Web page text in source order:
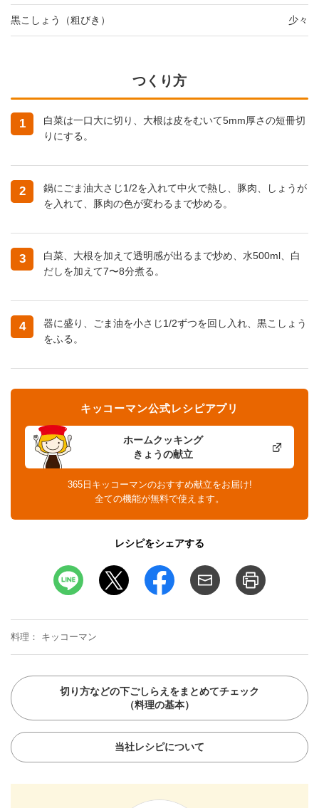
黒こしょう（粗びき） 少々
つくり方
1
白菜は一口大に切り、大根は皮をむいて5mm厚さの短冊切
りにする。
2
鍋にごま油大さじ1/2を入れて中火で熱し、豚肉、しょうが
を入れて、豚肉の色が変わるまで炒める。
3
白菜、大根を加えて透明感が出るまで炒め、水500ml、白
だしを加えて7〜8分煮る。
4
器に盛り、ごま油を小さじ1/2ずつを回し入れ、黒こしょう
をふる。
ホームクッキング
きょうの献立
キッコーマン公式レシピアプリ
365日キッコーマンのおすすめ献立をお届け!
全ての機能が無料で使えます。
レシピをシェアする
料理 キッコーマン
切り方などの下ごしらえをまとめてチェック
（料理の基本）
当社レシピについて